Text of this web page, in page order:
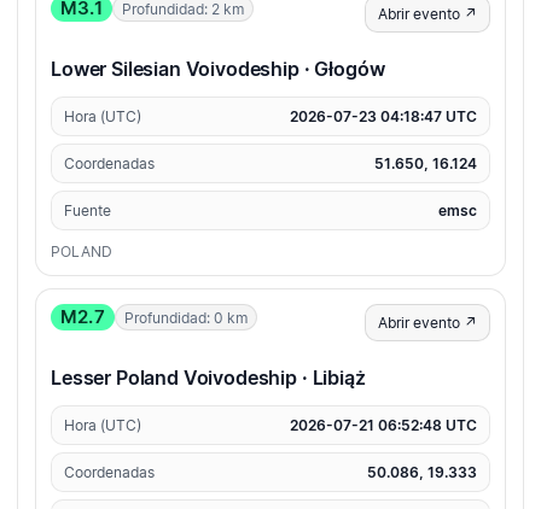
M3.1 Profundidad: 2 km Abrir evento ↗
Lower Silesian Voivodeship · Głogów
Hora (UTC) 2026-07-23 04:18:47 UTC
Coordenadas 51.650, 16.124
Fuente emsc
POLAND
M2.7 Profundidad: 0 km Abrir evento ↗
Lesser Poland Voivodeship · Libiąż
Hora (UTC) 2026-07-21 06:52:48 UTC
Coordenadas 50.086, 19.333